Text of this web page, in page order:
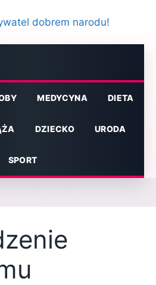
MEDYCYNA DIETA
DZIECKO URODA
SPORT